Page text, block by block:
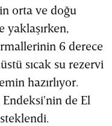
orta ve doğu
yaklaşırken,
6 derece
sıcak su rezervi
hazırlıyor.
Endeksi'nin de El